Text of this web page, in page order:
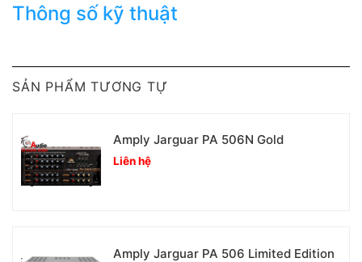
Thông số kỹ thuật
SẢN PHẨM TƯƠNG TỰ
Amply Jarguar PA 506N Gold
Liên hệ
Amply Jarguar PA 506 Limited Edition